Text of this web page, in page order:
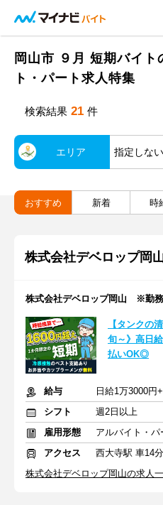
岡山市 ９月 短期バイト
ト・パート求人特集
検索結果 21 件
エリア 指定しない
おすすめ 新着 時
株式会社デベロップ岡
株式会社デベロップ岡山 ※勤
【タンクの
旬～》高日
払いOK◎
給与
日給1万3000円
シフト
週2日以上
雇用形態
アルバイト・パ
アクセス
西大寺駅 車14分
株式会社デベロップ岡山の求人